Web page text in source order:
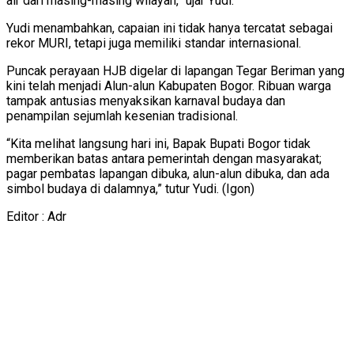
Yudi menambahkan, capaian ini tidak hanya tercatat sebagai
rekor MURI, tetapi juga memiliki standar internasional.
Puncak perayaan HJB digelar di lapangan Tegar Beriman yang
kini telah menjadi Alun-alun Kabupaten Bogor. Ribuan warga
tampak antusias menyaksikan karnaval budaya dan
penampilan sejumlah kesenian tradisional.
“Kita melihat langsung hari ini, Bapak Bupati Bogor tidak
memberikan batas antara pemerintah dengan masyarakat;
pagar pembatas lapangan dibuka, alun-alun dibuka, dan ada
simbol budaya di dalamnya,” tutur Yudi. (Igon)
Editor : Adr